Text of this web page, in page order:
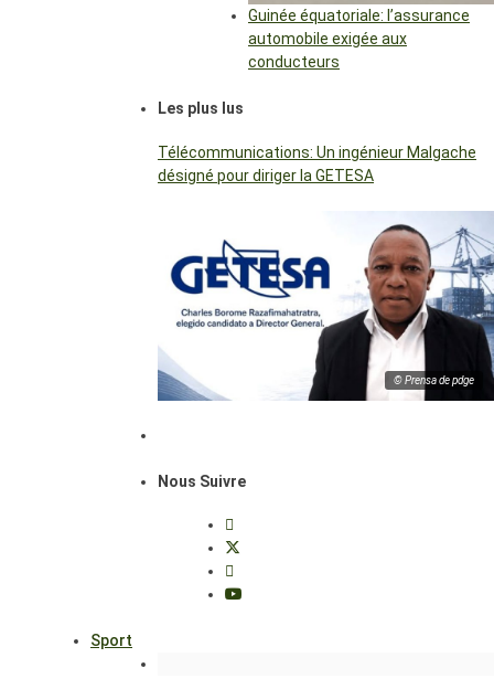
Guinée équatoriale: l’assurance
automobile exigée aux
conducteurs
Les plus lus
Télécommunications: Un ingénieur Malgache
désigné pour diriger la GETESA
© Prensa de pdge
Nous Suivre
Sport